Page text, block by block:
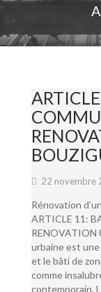
22 novembre
Rénovation
ARTICLE 11:
RENOVATION
urbaine est
et le bâti de
comme
contemporain.